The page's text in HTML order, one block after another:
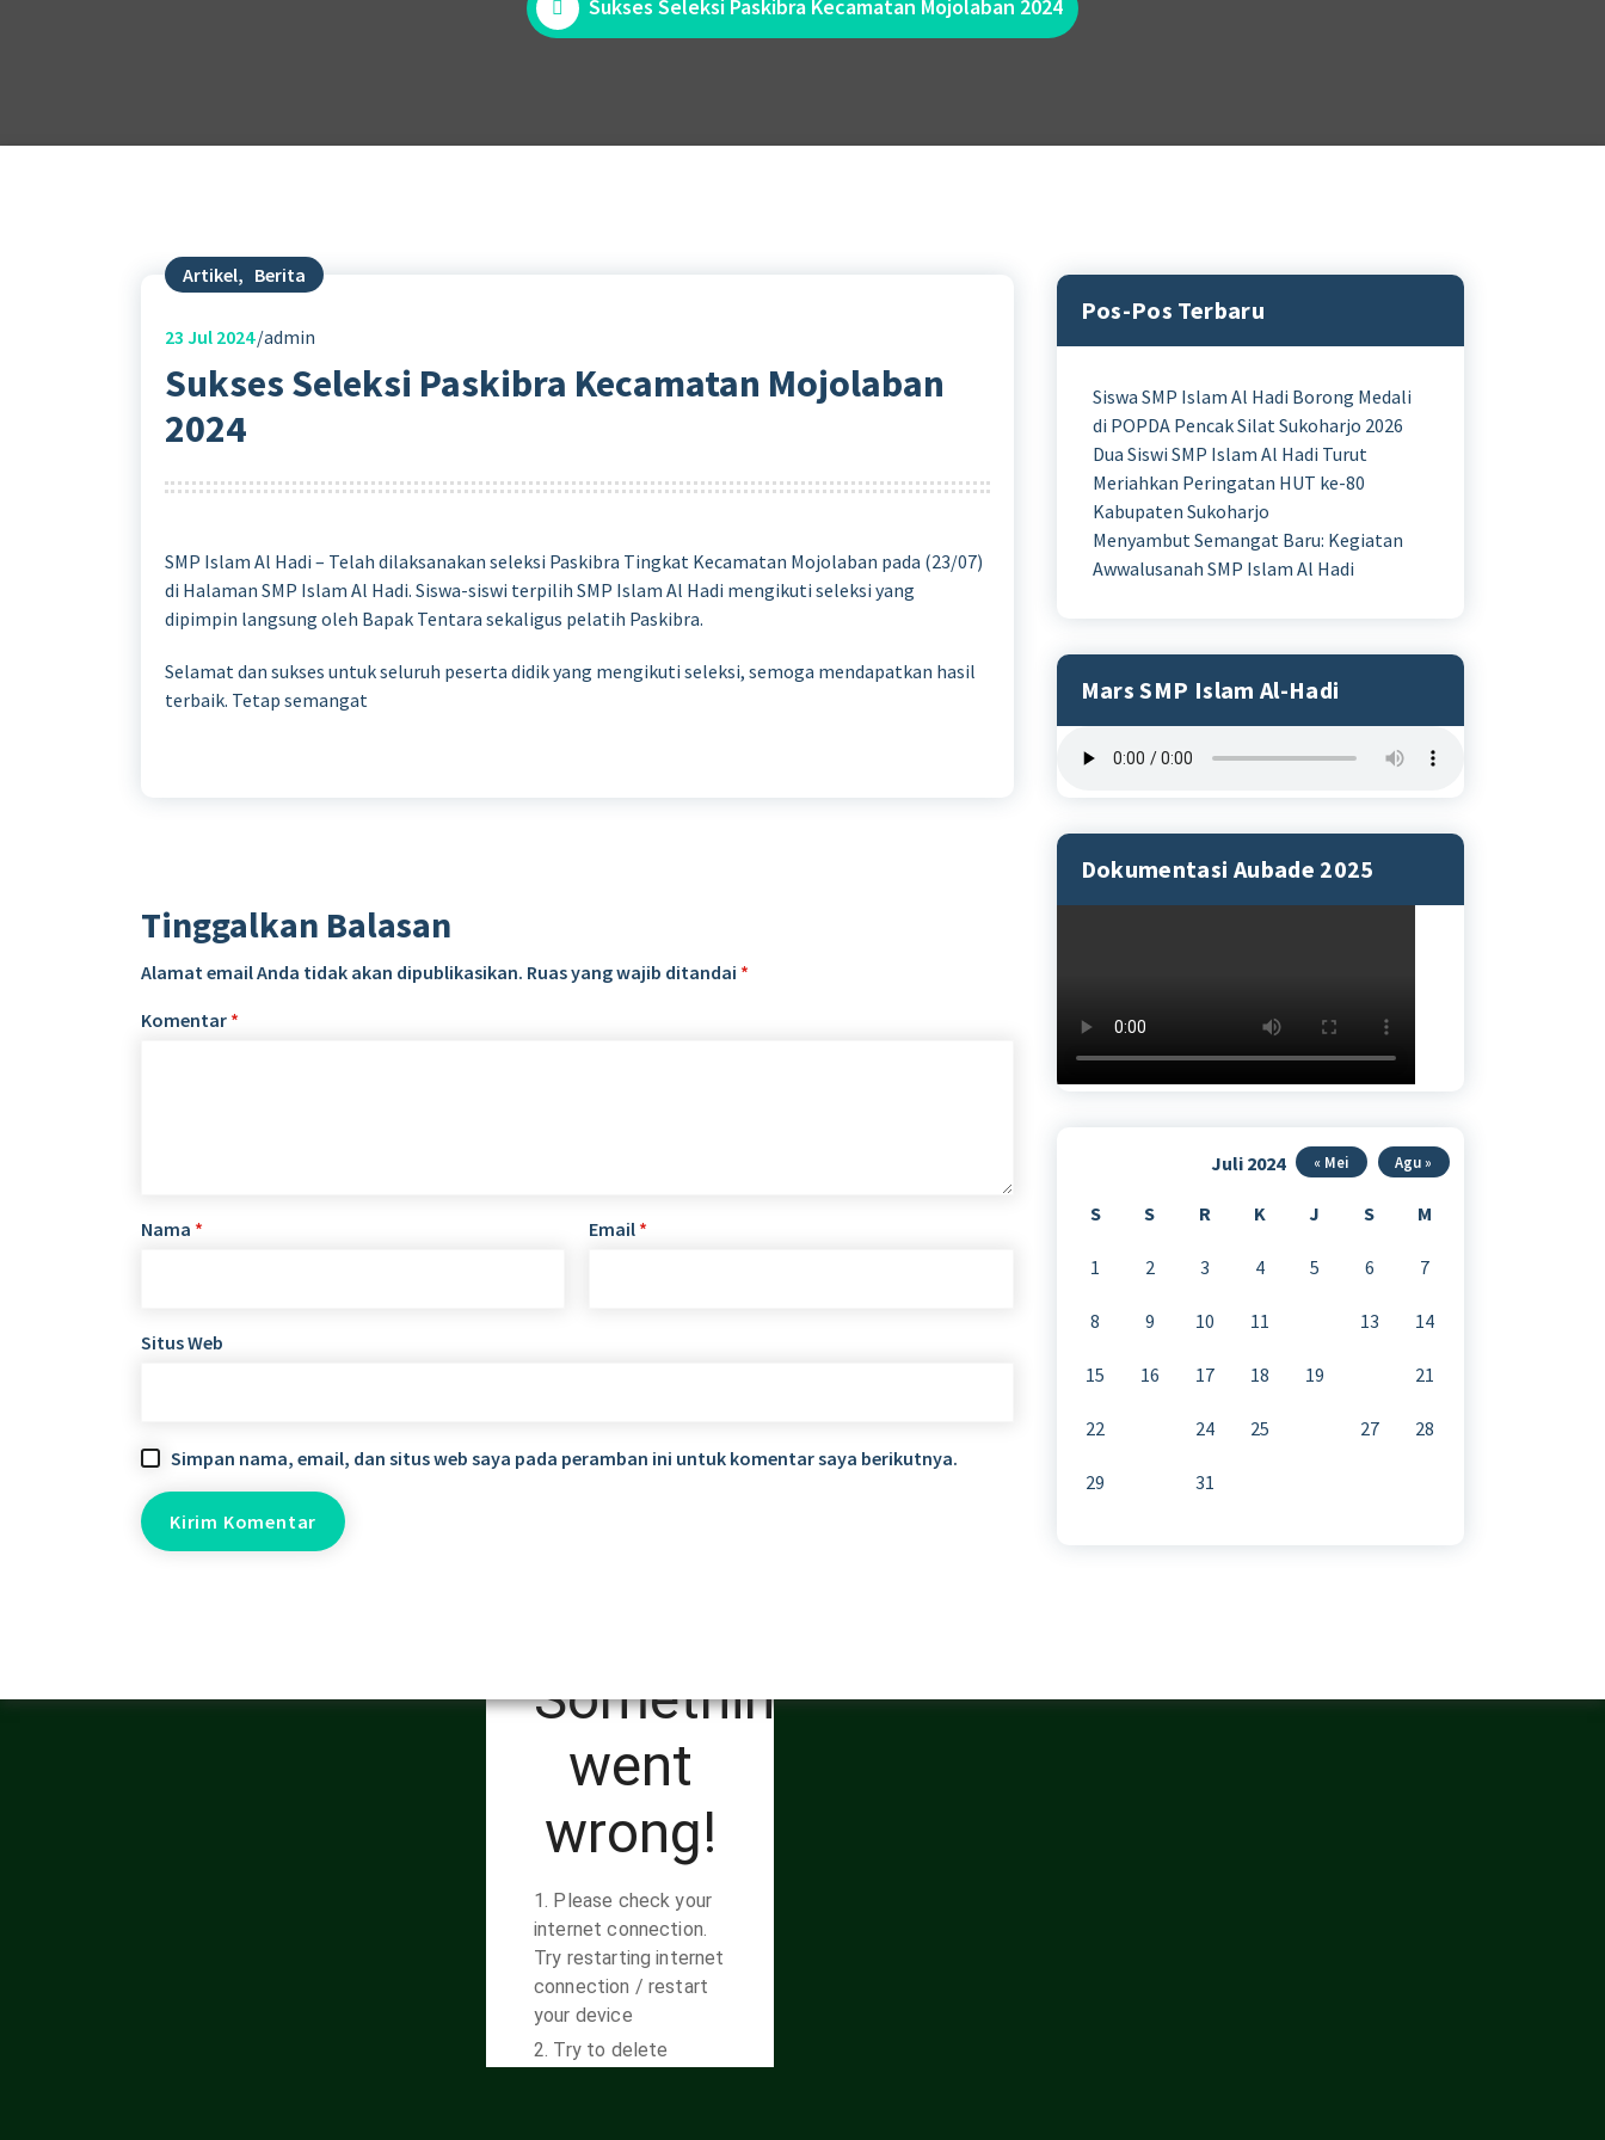
Sukses Seleksi Paskibra Kecamatan Mojolaban 2024
Artikel, Berita
23 Jul 2024 admin
Sukses Seleksi Paskibra Kecamatan Mojolaban
2024
SMP Islam Al Hadi – Telah dilaksanakan seleksi Paskibra Tingkat Kecamatan Mojolaban pada (23/07)
di Halaman SMP Islam Al Hadi. Siswa-siswi terpilih SMP Islam Al Hadi mengikuti seleksi yang
dipimpin langsung oleh Bapak Tentara sekaligus pelatih Paskibra.
Selamat dan sukses untuk seluruh peserta didik yang mengikuti seleksi, semoga mendapatkan hasil
terbaik. Tetap semangat
Tinggalkan Balasan
Alamat email Anda tidak akan dipublikasikan. Ruas yang wajib ditandai *
Komentar *
Nama * Email *
Situs Web
Simpan nama, email, dan situs web saya pada peramban ini untuk komentar saya berikutnya.
Pos-Pos Terbaru
Siswa SMP Islam Al Hadi Borong Medali
di POPDA Pencak Silat Sukoharjo 2026
Dua Siswi SMP Islam Al Hadi Turut
Meriahkan Peringatan HUT ke-80
Kabupaten Sukoharjo
Menyambut Semangat Baru: Kegiatan
Awwalusanah SMP Islam Al Hadi
Mars SMP Islam Al-Hadi
Dokumentasi Aubade 2025
Juli 2024
S S R K J S M
1 2 3 4 5 6 7
8 9 10 11 13 14
15 16 17 18 19 21
22 24 25 27 28
29 31
« Mei Agu »